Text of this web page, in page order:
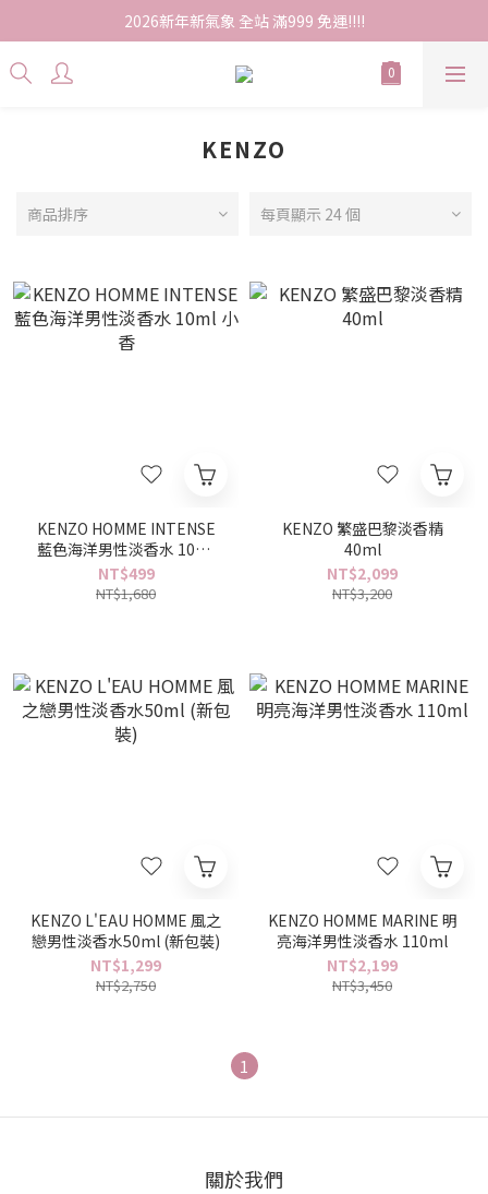
2026新年新氣象 全站 滿999 免運!!!!
KENZO
商品排序 每頁顯示 24 個
KENZO HOMME INTENSE
藍色海洋男性淡香水 10ml
小香
NT$499
NT$1,680
KENZO 繁盛巴黎淡香精
40ml
NT$2,099
NT$3,200
KENZO L'EAU HOMME 風之
戀男性淡香水50ml (新包裝)
NT$1,299
NT$2,750
KENZO HOMME MARINE 明
亮海洋男性淡香水 110ml
NT$2,199
NT$3,450
1
關於我們